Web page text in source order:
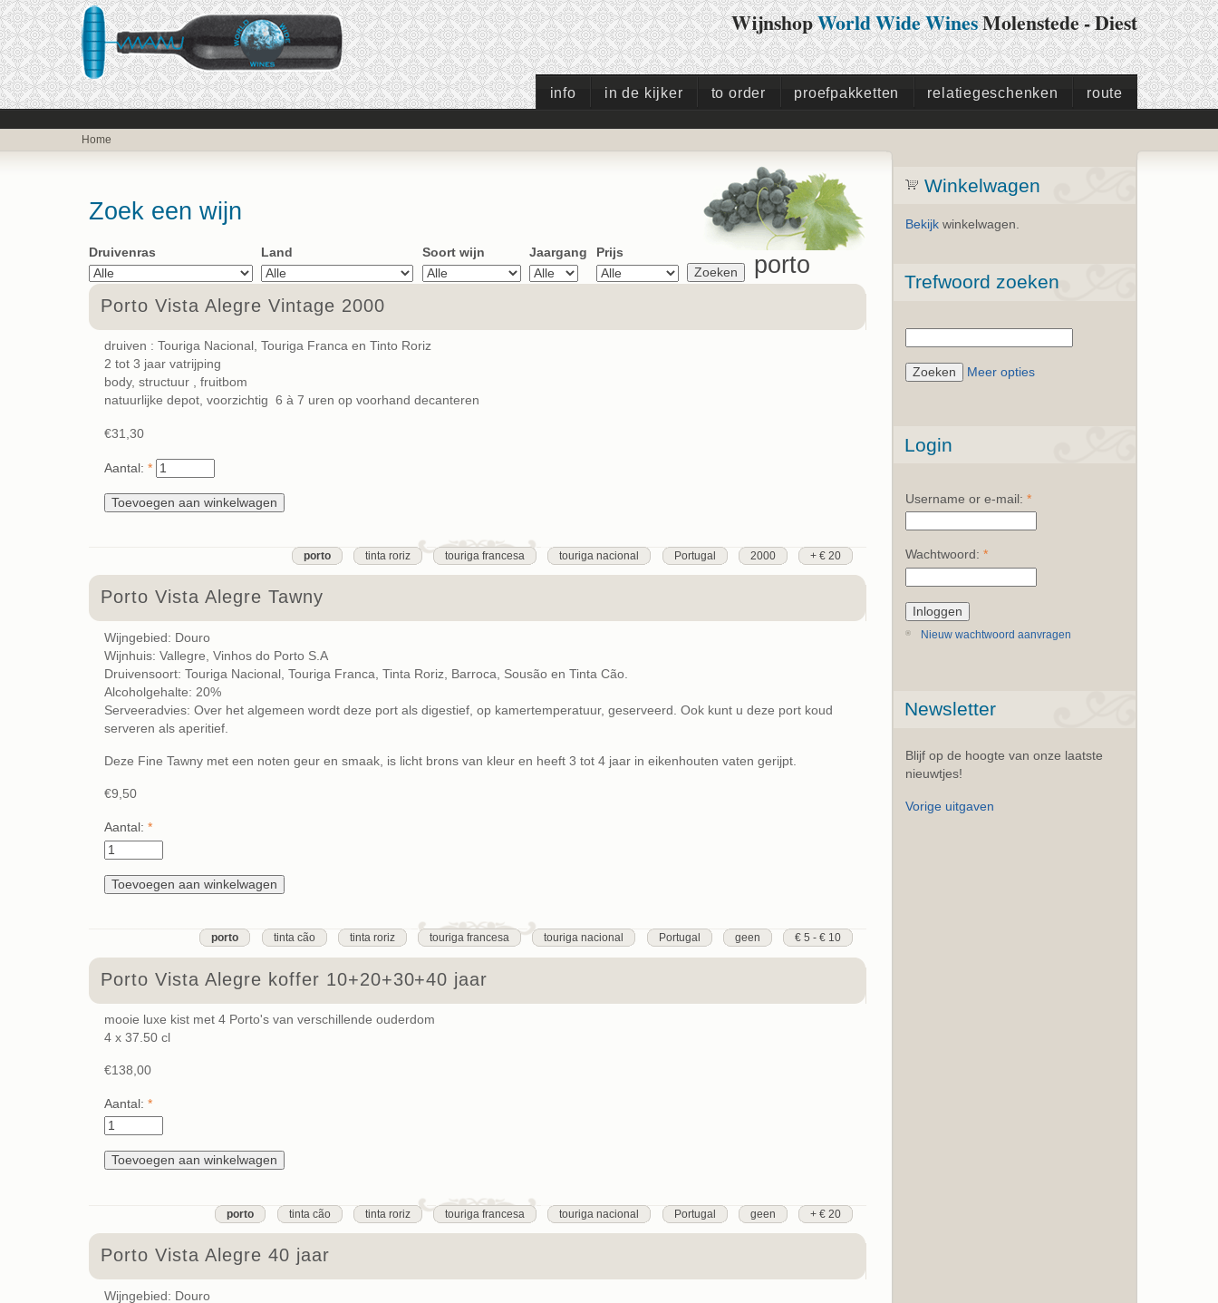
WijnshopWorld Wide WinesMolenstede - Diest
info in de kijker to order proefpakketten relatiegeschenken route
Home
Zoek een wijn
Druivenras Land Soort wijn Jaargang Prijs porto
Porto Vista Alegre Vintage 2000
druiven : Touriga Nacional, Touriga Franca en Tinto Roriz
2 tot 3 jaar vatrijping
body, structuur , fruitbom
natuurlijke depot, voorzichtig 6 à 7 uren op voorhand decanteren
€31,30
Aantal: *
porto tinta roriz touriga francesa touriga nacional Portugal 2000 + € 20
Porto Vista Alegre Tawny
Wijngebied: Douro
Wijnhuis: Vallegre, Vinhos do Porto S.A
Druivensoort: Touriga Nacional, Touriga Franca, Tinta Roriz, Barroca, Sousão en Tinta Cão.
Alcoholgehalte: 20%
Serveeradvies: Over het algemeen wordt deze port als digestief, op kamertemperatuur, geserveerd. Ook kunt u deze port koud
serveren als aperitief.
Deze Fine Tawny met een noten geur en smaak, is licht brons van kleur en heeft 3 tot 4 jaar in eikenhouten vaten gerijpt.
€9,50
Aantal: *
porto tinta cão tinta roriz touriga francesa touriga nacional Portugal geen € 5 - € 10
Porto Vista Alegre koffer 10+20+30+40 jaar
mooie luxe kist met 4 Porto's van verschillende ouderdom
4 x 37.50 cl
€138,00
Aantal: *
porto tinta cão tinta roriz touriga francesa touriga nacional Portugal geen + € 20
Porto Vista Alegre 40 jaar
Wijngebied: Douro
Winkelwagen
Bekijk winkelwagen.
Trefwoord zoeken
Meer opties
Login
Username or e-mail:*
Wachtwoord:*
Nieuw wachtwoord aanvragen
Newsletter
Blijf op de hoogte van onze laatste
nieuwtjes!
Vorige uitgaven